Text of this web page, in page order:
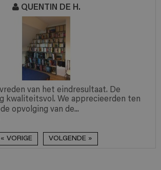
QUENTIN DE H.
van het eindresultaat. De
kwaliteitsvol. We apprecieerden ten
opvolging van de...
« VORIGE VOLGENDE »